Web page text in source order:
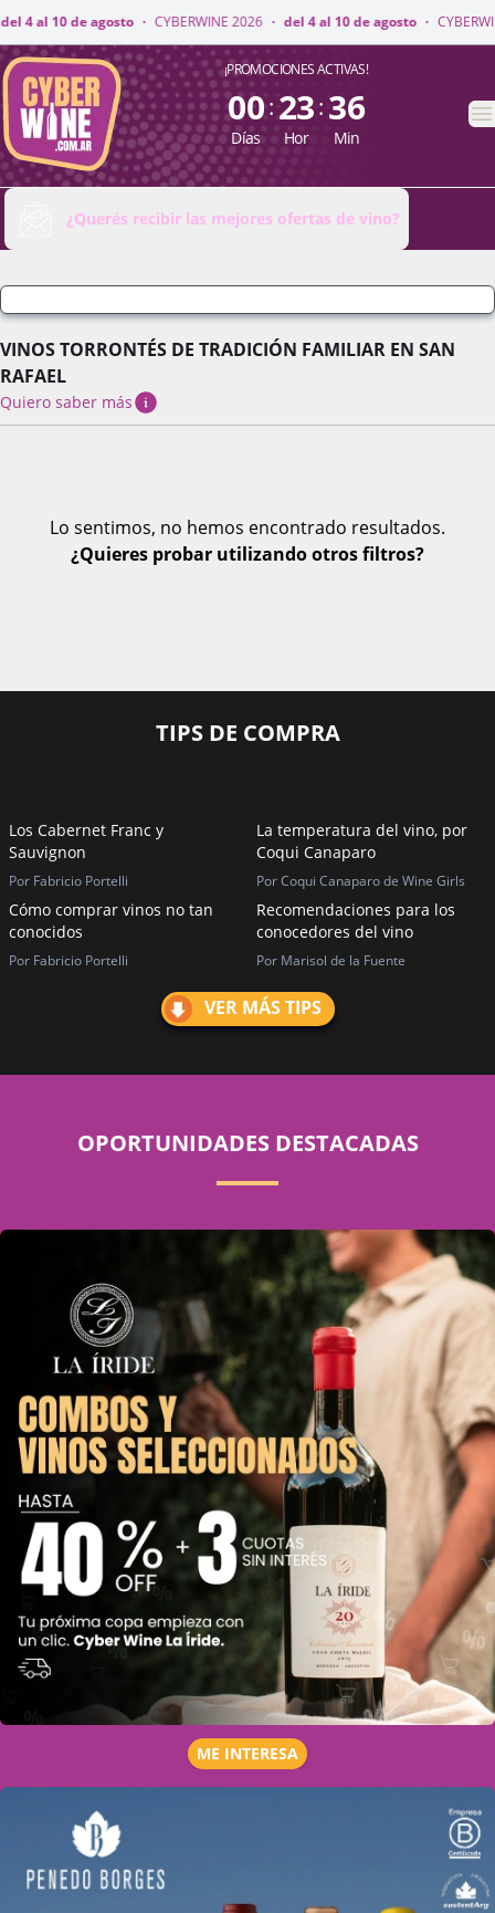
2026 · del 4 al 10 de agosto · CYBERWINE 2026 · del 4 al 10 de
CyberWine ¡PROMOCIONES ACTIVAS!
00
Días
: 23
Hor
: 36
Min
¿Querés recibir las mejores ofertas de vino?
VINOS TORRONTÉS DE TRADICIÓN FAMILIAR EN SAN
RAFAEL
Quiero saber más
Lo sentimos, no hemos encontrado resultados.
¿Quieres probar utilizando otros filtros?
TIPS DE COMPRA
Los Cabernet Franc y
Sauvignon
Por Fabricio Portelli
La temperatura del vino, por
Coqui Canaparo
Por Coqui Canaparo de Wine Girls
Cómo comprar vinos no tan
conocidos
Por Fabricio Portelli
Recomendaciones para los
conocedores del vino
Por Marisol de la Fuente
VER MÁS TIPS
OPORTUNIDADES DESTACADAS
ME INTERESA